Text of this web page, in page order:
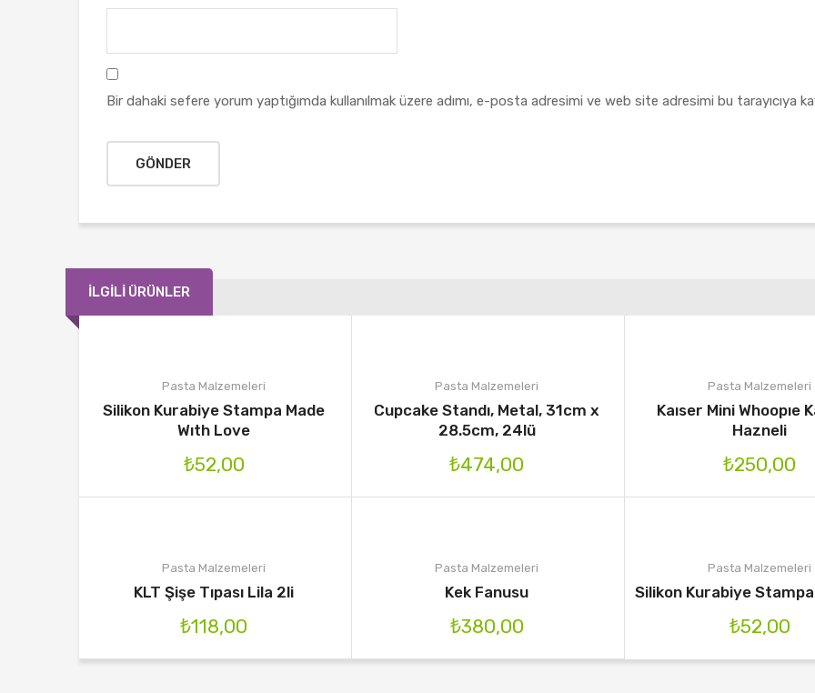
Bir dahaki sefere yorum yaptığımda kullanılmak üzere adımı, e-posta adresimi ve web site adresimi bu tarayıcıya
İLGILI ÜRÜNLER
Pasta Malzemeleri
Silikon Kurabiye Stampa Made
Wıth Love
₺52,00
Pasta Malzemeleri
Cupcake Standı, Metal, 31cm x
28.5cm, 24lü
₺474,00
Pasta Malzemeleri
Kaıser Mini Whoopıe
Hazneli
₺250,00
Pasta Malzemeleri
KLT Şişe Tıpası Lila 2li
₺118,00
Pasta Malzemeleri
Kek Fanusu
₺380,00
Pasta Malzemeleri
Silikon Kurabiye
₺52,00